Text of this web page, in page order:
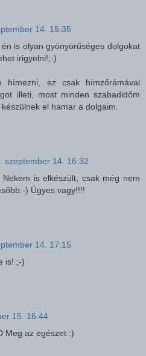
14. 15:35
is olyan gyönyörűséges dolgokat
irigyelni!;-)
hímezni, ez csak hímzőrámával
illeti, most minden szabadidőm
el hamar a dolgaim.
szeptember 14. 16:32
is elkészült, csak még nem
) Ügyes vagy!!!!
14. 17:15
is! ;-)
15. 16:44
Meg az egészet :)